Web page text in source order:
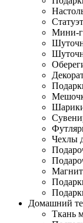
Мини-
Чехлы
Домашний
Ткань